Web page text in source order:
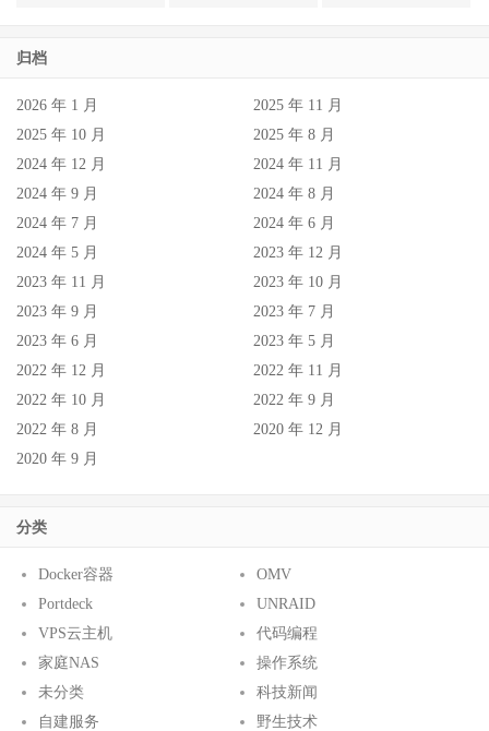
归档
2026 年 1 月
2025 年 11 月
2025 年 10 月
2025 年 8 月
2024 年 12 月
2024 年 11 月
2024 年 9 月
2024 年 8 月
2024 年 7 月
2024 年 6 月
2024 年 5 月
2023 年 12 月
2023 年 11 月
2023 年 10 月
2023 年 9 月
2023 年 7 月
2023 年 6 月
2023 年 5 月
2022 年 12 月
2022 年 11 月
2022 年 10 月
2022 年 9 月
2022 年 8 月
2020 年 12 月
2020 年 9 月
分类
Docker容器
OMV
Portdeck
UNRAID
VPS云主机
代码编程
家庭NAS
操作系统
未分类
科技新闻
自建服务
野生技术